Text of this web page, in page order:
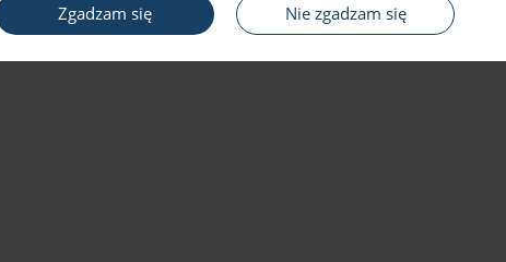
Zgadzam się Nie zgadzam się